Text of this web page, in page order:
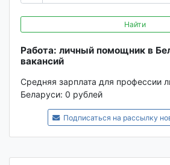
Найти
Работа: личный помощник в
вакансий
Средняя зарплата для профессии
Беларуси: 0 рублей
Подписаться на рассылку